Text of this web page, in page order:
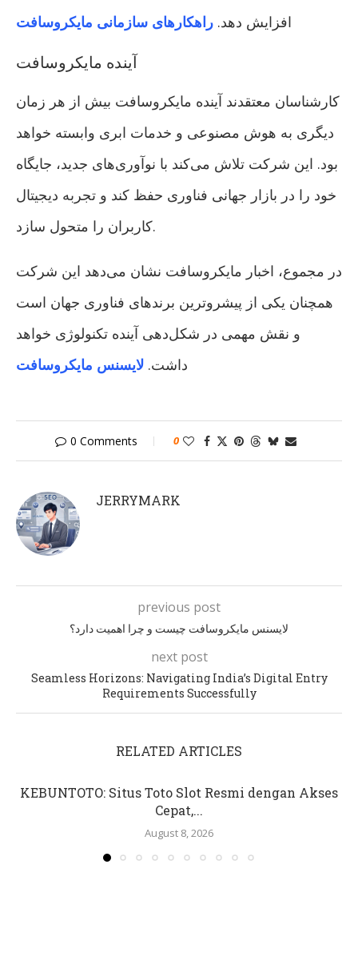
افزایش دهد. راهکارهای سازمانی مایکروسافت
آینده مایکروسافت
کارشناسان معتقدند آینده مایکروسافت بیش از هر زمان
دیگری به هوش مصنوعی و خدمات ابری وابسته خواهد
بود. این شرکت تلاش می‌کند با نوآوری‌های جدید، جایگاه
خود را در بازار جهانی فناوری حفظ کند و تجربه دیجیتال
کاربران را متحول سازد.
در مجموع، اخبار مایکروسافت نشان می‌دهد این شرکت
همچنان یکی از پیشروترین برندهای فناوری جهان است
و نقش مهمی در شکل‌دهی آینده تکنولوژی خواهد
داشت. لایسنس مایکروسافت
0 Comments 0
JERRYMARK
previous post
لایسنس مایکروسافت چیست و چرا اهمیت دارد؟
next post
Seamless Horizons: Navigating India’s Digital Entry
Requirements Successfully
RELATED ARTICLES
KEBUNTOTO: Situs Toto Slot Resmi dengan Akses
Cepat,...
August 8, 2026